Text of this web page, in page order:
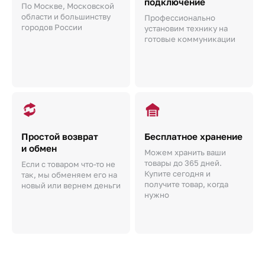
По Москве, Московской
области и большинству
городов России
Профессионально
установим технику на
готовые коммуникации
Простой возврат
и обмен
Если с товаром что-то не
так, мы обменяем его на
новый или вернем деньги
Бесплатное хранение
Можем хранить ваши
товары до 365 дней.
Купите сегодня и
получите товар, когда
нужно